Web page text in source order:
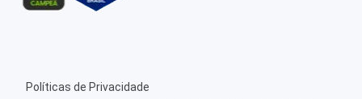
Políticas de Privacidade